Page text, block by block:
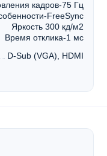
кадров-75 Гц
FreeSync
Яркость 300 кд/м2
Время отклика-1 мс
D-Sub (VGA), HDMI